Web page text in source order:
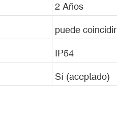
2 Años
puede coincidir
IP54
Sí (aceptado)